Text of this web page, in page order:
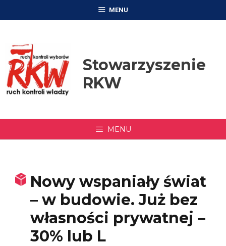
MENU
Stowarzyszenie
RKW
MENU
Nowy wspaniały świat
– w budowie. Już bez
własności prywatnej –
30% lub L